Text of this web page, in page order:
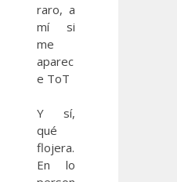
raro, a
mí si
me
aparec
e ToT
Y sí,
qué
flojera.
En lo